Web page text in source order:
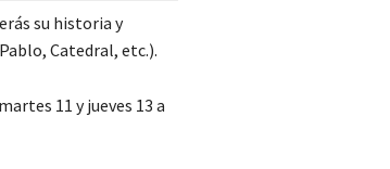
su historia y
Catedral, etc.).
11 y jueves 13 a